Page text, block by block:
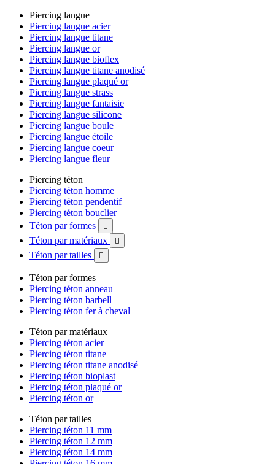
Piercing langue
Piercing langue acier
Piercing langue titane
Piercing langue or
Piercing langue bioflex
Piercing langue titane anodisé
Piercing langue plaqué or
Piercing langue strass
Piercing langue fantaisie
Piercing langue silicone
Piercing langue boule
Piercing langue étoile
Piercing langue coeur
Piercing langue fleur
Piercing téton
Piercing téton homme
Piercing téton pendentif
Piercing téton bouclier
Téton par formes

Téton par matériaux 
Téton par tailles 
Téton par formes
Piercing téton anneau
Piercing téton barbell
Piercing téton fer à cheval
Téton par matériaux
Piercing téton acier
Piercing téton titane
Piercing téton titane anodisé
Piercing téton bioplast
Piercing téton plaqué or
Piercing téton or
Téton par tailles
Piercing téton 11 mm
Piercing téton 12 mm
Piercing téton 14 mm